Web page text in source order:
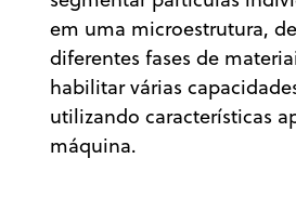
em uma microestrutura,
diferentes fases de
habilitar várias
utilizando características
máquina.